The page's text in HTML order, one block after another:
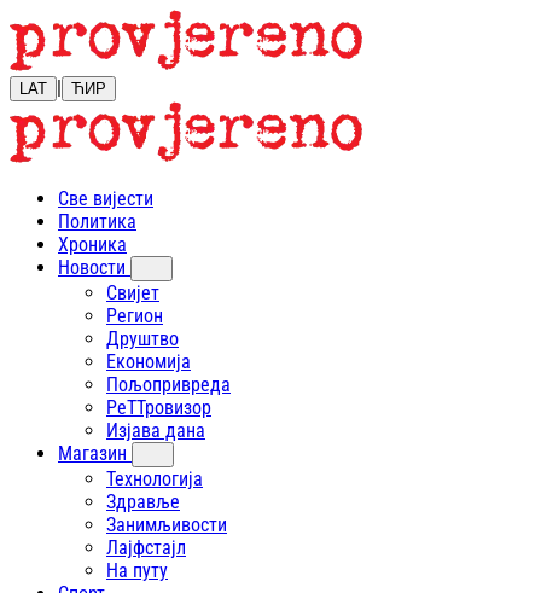
LAT | ЋИР
Све вијести
Политика
Хроника
Новости
Свијет
Регион
Друштво
Економија
Пољопривреда
РеТТровизор
Изјава дана
Магазин
Технологија
Здравље
Занимљивости
Лајфстajл
На путу